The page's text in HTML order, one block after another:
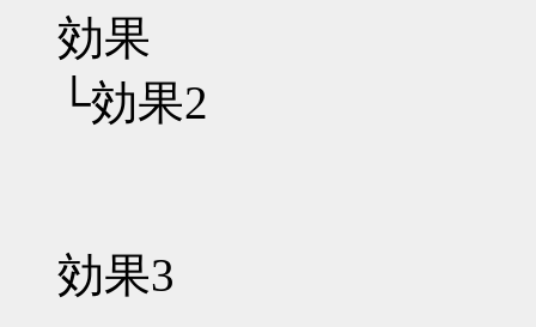
効果
└効果2
効果3